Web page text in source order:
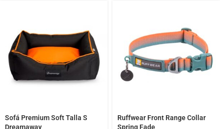
Sofá Premium Soft Talla S
Dreamaway
Ruffwear Front Range Collar
Spring Fade